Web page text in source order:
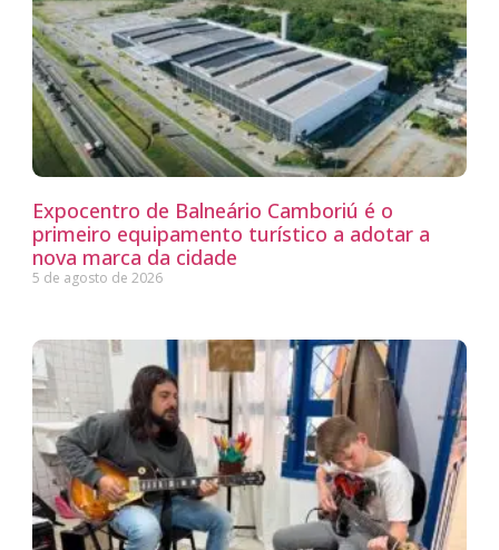
Expocentro de Balneário Camboriú é o
primeiro equipamento turístico a adotar a
nova marca da cidade
5 de agosto de 2026